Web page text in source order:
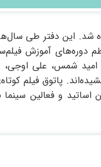
استان، بنیان نهاده شد. این
دوره‌های آموزش
شمس، علی اوجی،
پاتوق فیلم
و فعالین سینما